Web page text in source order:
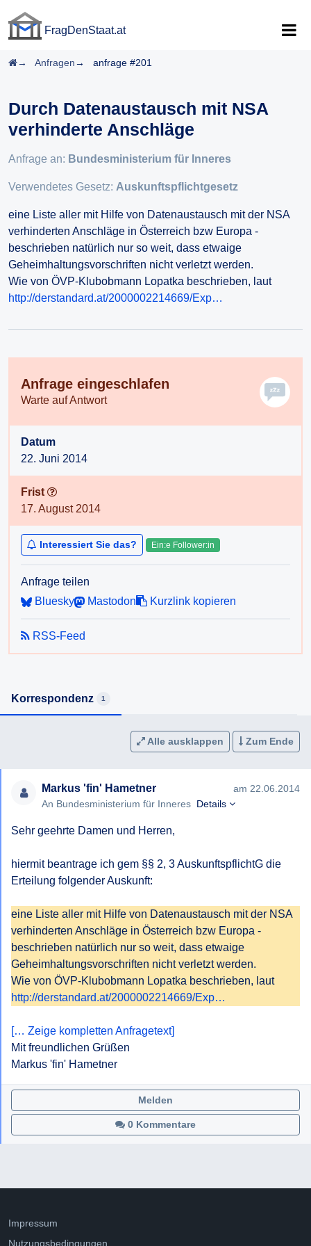
FragDenStaat.at
Startseite
Anfragen anfrage #201
Durch Datenaustausch mit NSA
verhinderte Anschläge
Anfrage an: Bundesministerium für Inneres
Verwendetes Gesetz: Auskunftspflichtgesetz
eine Liste aller mit Hilfe von Datenaustausch mit der NSA
verhinderten Anschläge in Österreich bzw Europa -
beschrieben natürlich nur so weit, dass etwaige
Geheimhaltungsvorschriften nicht verletzt werden.
Wie von ÖVP-Klubobmann Lopatka beschrieben, laut
http://derstandard.at/2000002214669/Exp…
Anfrage eingeschlafen
Warte auf Antwort
Datum
22. Juni 2014
Frist
17. August 2014
Interessiert Sie das? Ein:e Follower:in
Anfrage teilen
Bluesky
Mastodon Kurzlink kopieren
RSS-Feed
Korrespondenz 1
Alle ausklappen Zum Ende
Markus 'fin' Hametner
am 22.06.2014
An Bundesministerium für Inneres Details
Sehr geehrte Damen und Herren,
hiermit beantrage ich gem §§ 2, 3 AuskunftspflichtG die
Erteilung folgender Auskunft:
eine Liste aller mit Hilfe von Datenaustausch mit der NSA
verhinderten Anschläge in Österreich bzw Europa -
beschrieben natürlich nur so weit, dass etwaige
Geheimhaltungsvorschriften nicht verletzt werden.
Wie von ÖVP-Klubobmann Lopatka beschrieben, laut
http://derstandard.at/2000002214669/Exp…
[… Zeige kompletten Anfragetext]
Mit freundlichen Grüßen
Markus 'fin' Hametner
0 Kommentare
Melden
Impressum
Nutzungsbedingungen